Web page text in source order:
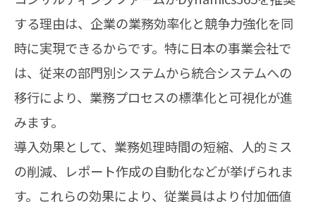
する理由は、企業の業務効率化と競争力強化を同
時に実現できるからです。特に日本の事業会社で
は、従来の部門別システムから統合システムへの
移行により、業務プロセスの標準化と可視化が進
みます。
導入効果として、業務処理時間の短縮、人的ミス
の削減、レポート作成の自動化などが挙げられま
す。これらの効果により、従業員はより付加価値